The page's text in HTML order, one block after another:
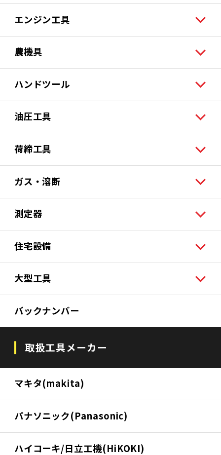
エンジン工具
農機具
ハンドツール
油圧工具
荷締工具
ガス・溶断
測定器
住宅設備
大型工具
バックナンバー
取扱工具メーカー
マキタ(makita)
パナソニック(Panasonic)
ハイコーキ/日立工機(HiKOKI)